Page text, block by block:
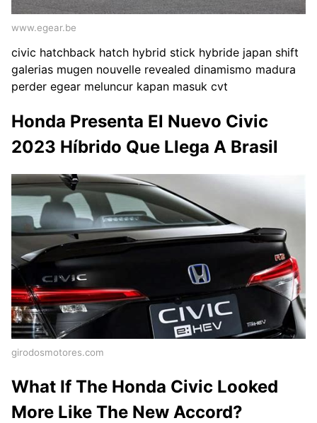
www.egear.be
civic hatchback hatch hybrid stick hybride japan shift
galerias mugen nouvelle revealed dinamismo madura
perder egear meluncur kapan masuk cvt
Honda Presenta El Nuevo Civic
2023 Híbrido Que Llega A Brasil
girodosmotores.com
What If The Honda Civic Looked
More Like The New Accord?